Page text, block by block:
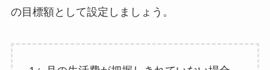
の目標額として設定しましょう。